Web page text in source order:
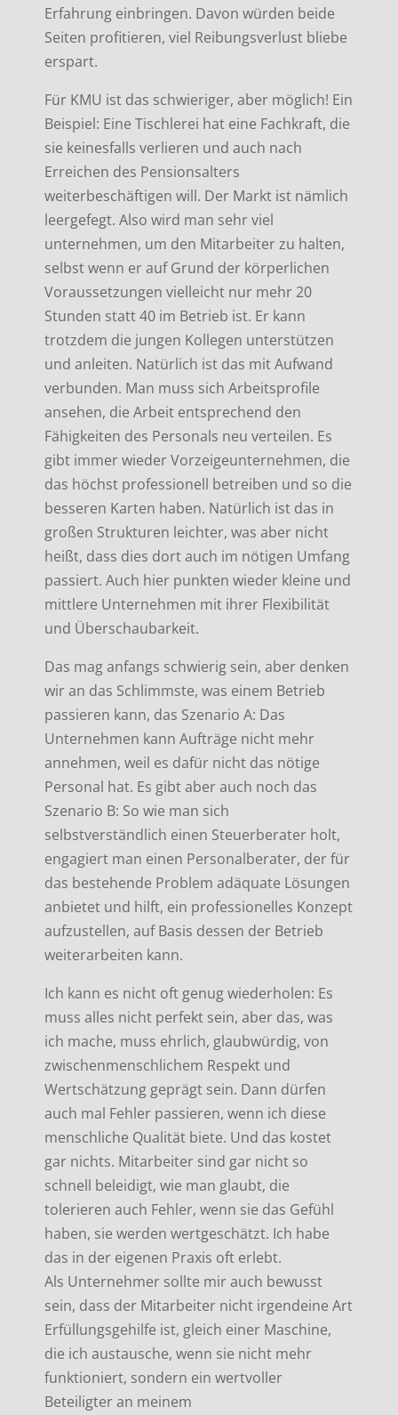
Erfahrung einbringen. Davon würden beide
Seiten profitieren, viel Reibungsverlust bliebe
erspart.
Für KMU ist das schwieriger, aber möglich! Ein
Beispiel: Eine Tischlerei hat eine Fachkraft, die
sie keinesfalls verlieren und auch nach
Erreichen des Pensionsalters
weiterbeschäftigen will. Der Markt ist nämlich
leergefegt. Also wird man sehr viel
unternehmen, um den Mitarbeiter zu halten,
selbst wenn er auf Grund der körperlichen
Voraussetzungen vielleicht nur mehr 20
Stunden statt 40 im Betrieb ist. Er kann
trotzdem die jungen Kollegen unterstützen
und anleiten. Natürlich ist das mit Aufwand
verbunden. Man muss sich Arbeitsprofile
ansehen, die Arbeit entsprechend den
Fähigkeiten des Personals neu verteilen. Es
gibt immer wieder Vorzeigeunternehmen, die
das höchst professionell betreiben und so die
besseren Karten haben. Natürlich ist das in
großen Strukturen leichter, was aber nicht
heißt, dass dies dort auch im nötigen Umfang
passiert. Auch hier punkten wieder kleine und
mittlere Unternehmen mit ihrer Flexibilität
und Überschaubarkeit.
Das mag anfangs schwierig sein, aber denken
wir an das Schlimmste, was einem Betrieb
passieren kann, das Szenario A: Das
Unternehmen kann Aufträge nicht mehr
annehmen, weil es dafür nicht das nötige
Personal hat. Es gibt aber auch noch das
Szenario B: So wie man sich
selbstverständlich einen Steuerberater holt,
engagiert man einen Personalberater, der für
das bestehende Problem adäquate Lösungen
anbietet und hilft, ein professionelles Konzept
aufzustellen, auf Basis dessen der Betrieb
weiterarbeiten kann.
Ich kann es nicht oft genug wiederholen: Es
muss alles nicht perfekt sein, aber das, was
ich mache, muss ehrlich, glaubwürdig, von
zwischenmenschlichem Respekt und
Wertschätzung geprägt sein. Dann dürfen
auch mal Fehler passieren, wenn ich diese
menschliche Qualität biete. Und das kostet
gar nichts. Mitarbeiter sind gar nicht so
schnell beleidigt, wie man glaubt, die
tolerieren auch Fehler, wenn sie das Gefühl
haben, sie werden wertgeschätzt. Ich habe
das in der eigenen Praxis oft erlebt.
Als Unternehmer sollte mir auch bewusst
sein, dass der Mitarbeiter nicht irgendeine Art
Erfüllungsgehilfe ist, gleich einer Maschine,
die ich austausche, wenn sie nicht mehr
funktioniert, sondern ein wertvoller
Beteiligter an meinem